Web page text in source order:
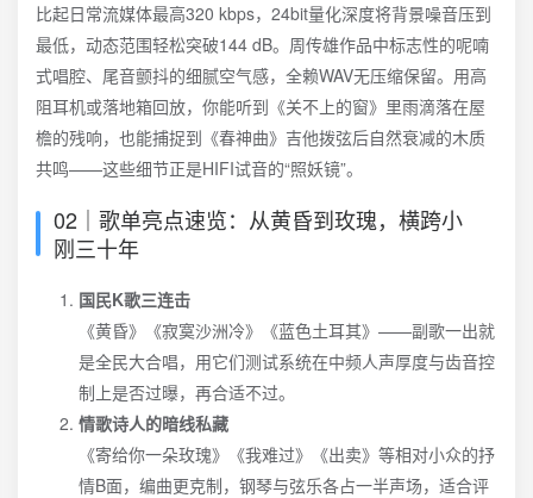
比起日常流媒体最高320 kbps，24bit量化深度将背景噪音压到
最低，动态范围轻松突破144 dB。周传雄作品中标志性的呢喃
式唱腔、尾音颤抖的细腻空气感，全赖WAV无压缩保留。用高
阻耳机或落地箱回放，你能听到《关不上的窗》里雨滴落在屋
檐的残响，也能捕捉到《春神曲》吉他拨弦后自然衰减的木质
共鸣——这些细节正是HIFI试音的“照妖镜”。
02｜歌单亮点速览：从黄昏到玫瑰，横跨小
刚三十年
国民K歌三连击
《黄昏》《寂寞沙洲冷》《蓝色土耳其》——副歌一出就
是全民大合唱，用它们测试系统在中频人声厚度与齿音控
制上是否过曝，再合适不过。
情歌诗人的暗线私藏
《寄给你一朵玫瑰》《我难过》《出卖》等相对小众的抒
情B面，编曲更克制，钢琴与弦乐各占一半声场，适合评